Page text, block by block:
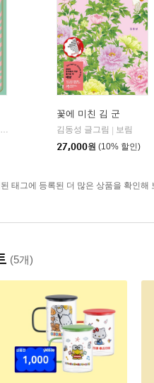
꽃에 미친 김 군
김동성 글그림
보림
27,000원 (10% 할인)
태그에 등록된 더 많은 상품을 확인해
(5개)